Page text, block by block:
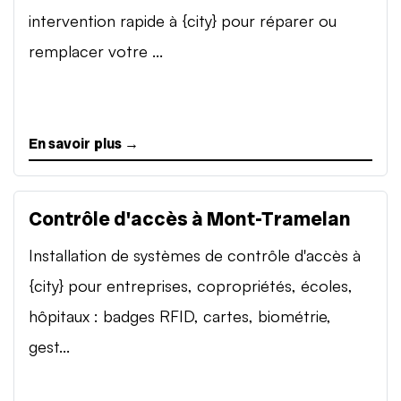
intervention rapide à {city} pour réparer ou
remplacer votre ...
En savoir plus →
Contrôle d'accès à Mont-Tramelan
Installation de systèmes de contrôle d'accès à
{city} pour entreprises, copropriétés, écoles,
hôpitaux : badges RFID, cartes, biométrie,
gest...